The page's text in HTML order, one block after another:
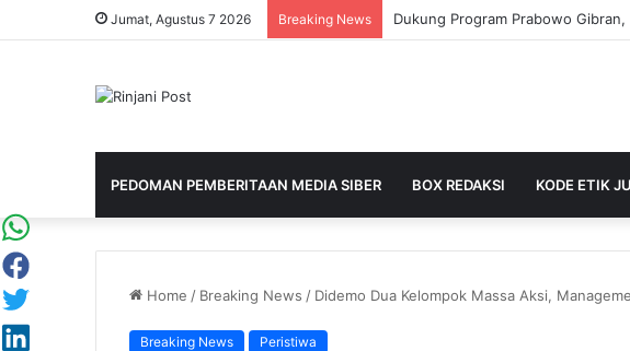
Jumat, Agustus 7 2026 Breaking News
PEDOMAN PEMBERITAAN MEDIA SIBER BOX REDAKSI KODE ETIK
Home / Breaking News / Didemo Dua Kelompok Massa Aksi,
Breaking News Peristiwa